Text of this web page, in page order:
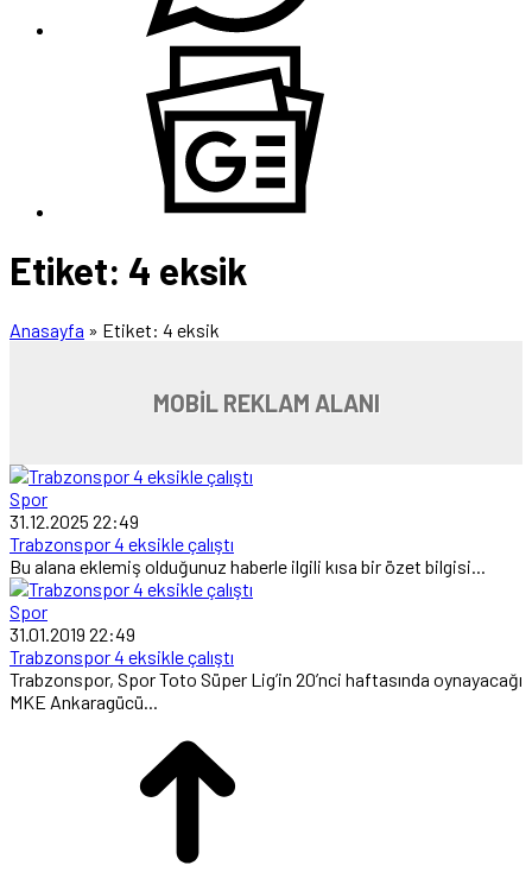
Etiket: 4 eksik
Anasayfa » Etiket: 4 eksik
MOBİL REKLAM ALANI
Spor
31.12.2025 22:49
Trabzonspor 4 eksikle çalıştı
Bu alana eklemiş olduğunuz haberle ilgili kısa bir özet bilgisi...
Spor
31.01.2019 22:49
Trabzonspor 4 eksikle çalıştı
Trabzonspor, Spor Toto Süper Lig’in 20’nci haftasında oynayacağı
MKE Ankaragücü...